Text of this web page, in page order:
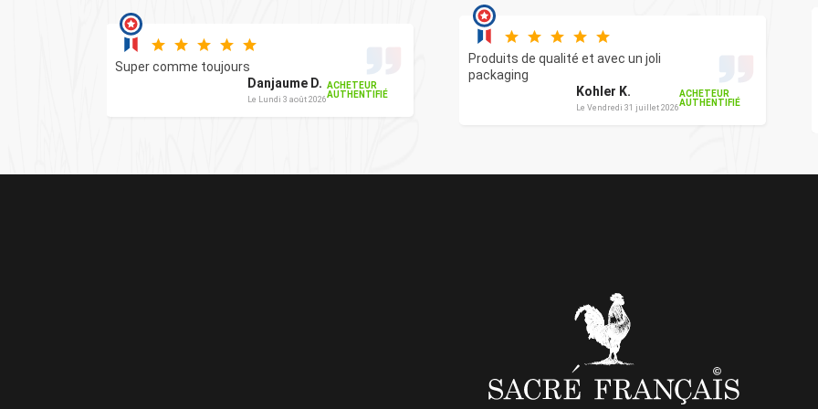
Super comme toujours
Danjaume D.
Le Lundi 3 août 2026
ACHETEUR
AUTHENTIFIÉ
Produits de qualité et avec un joli
packaging
Kohler K.
Le Vendredi 31 juillet 2026
ACHETEUR
AUTHENTIFIÉ